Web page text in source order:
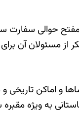
حوالی سفارت
از مسئولان آن
و اماکن
به ویژه